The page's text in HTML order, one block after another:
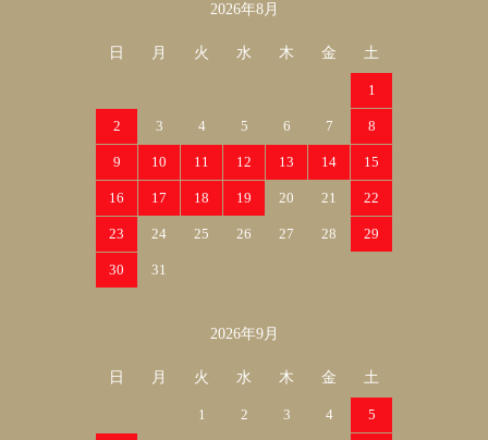
2026年8月
日 月 火 水 木 金 土
1
2 3 4 5 6 7 8
9 10 11 12 13 14 15
16 17 18 19 20 21 22
23 24 25 26 27 28 29
30 31
2026年9月
日 月 火 水 木 金 土
1 2 3 4 5